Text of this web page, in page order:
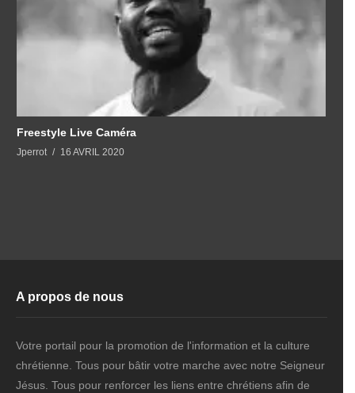
Freestyle Live Caméra
Jperrot 16 AVRIL 2020
A propos de nous
Votre portail pour la promotion de l'information et la culture
chrétienne. Tous pour bâtir votre marche avec notre Seigneur
Jésus. Tous pour renforcer les liens entre chrétiens afin de